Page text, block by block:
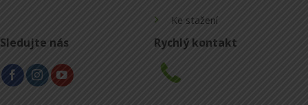
Ke stažení
Sledujte nás Rychlý kontakt